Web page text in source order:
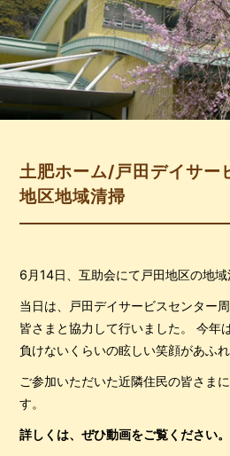
土肥ホーム/戸田デイサ
地区地域清掃
6月14日、互助会にて戸田地区の地域
当日は、戸田デイサービスセンター
皆さまと協力して行いました。 今年
負けないくらいの眩しい笑顔があふ
ご参加いただいた近隣住民の皆さま
す。
詳しくは、ぜひ動画をご覧ください。